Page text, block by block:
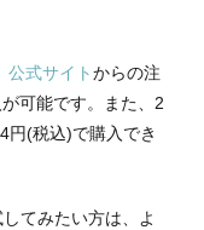
公式サイトからの注
可能です。また、2
円(税込)で購入でき
てみたい方は、よ